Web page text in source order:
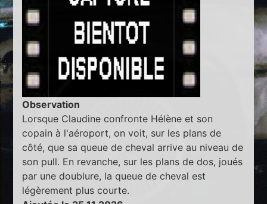
Observation
Lorsque Claudine confronte Hélène et son
copain à l'aéroport, on voit, sur les plans de
côté, que sa queue de cheval arrive au niveau de
son pull. En revanche, sur les plans de dos, joués
par une doublure, la queue de cheval est
légèrement plus courte.